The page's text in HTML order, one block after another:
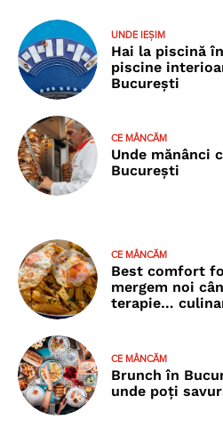
UNDE IEȘIM
Hai la piscină
piscine
București
CE MÂNCĂM
Unde mănânci
București
CE MÂNCĂM
Best comfort
mergem noi
terapie…
CE MÂNCĂM
Brunch în
unde poţi